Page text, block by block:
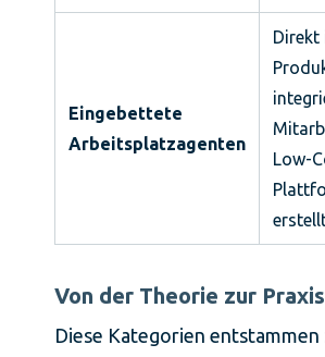
Eingebettete
Arbeitsplatzagenten
Direkt
Low-
Von der Theorie zur Praxis
Diese Kategorien entstammen